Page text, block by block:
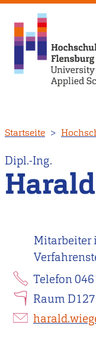
zum
Inhalt
Startseite
Dipl.-Ing.
Mitarbeiter
Telefon
Raum D127